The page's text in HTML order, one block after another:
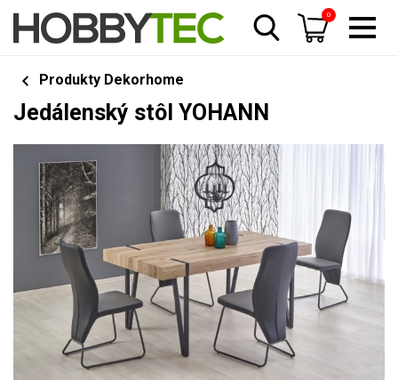
0
Produkty Dekorhome
Jedálenský stôl YOHANN